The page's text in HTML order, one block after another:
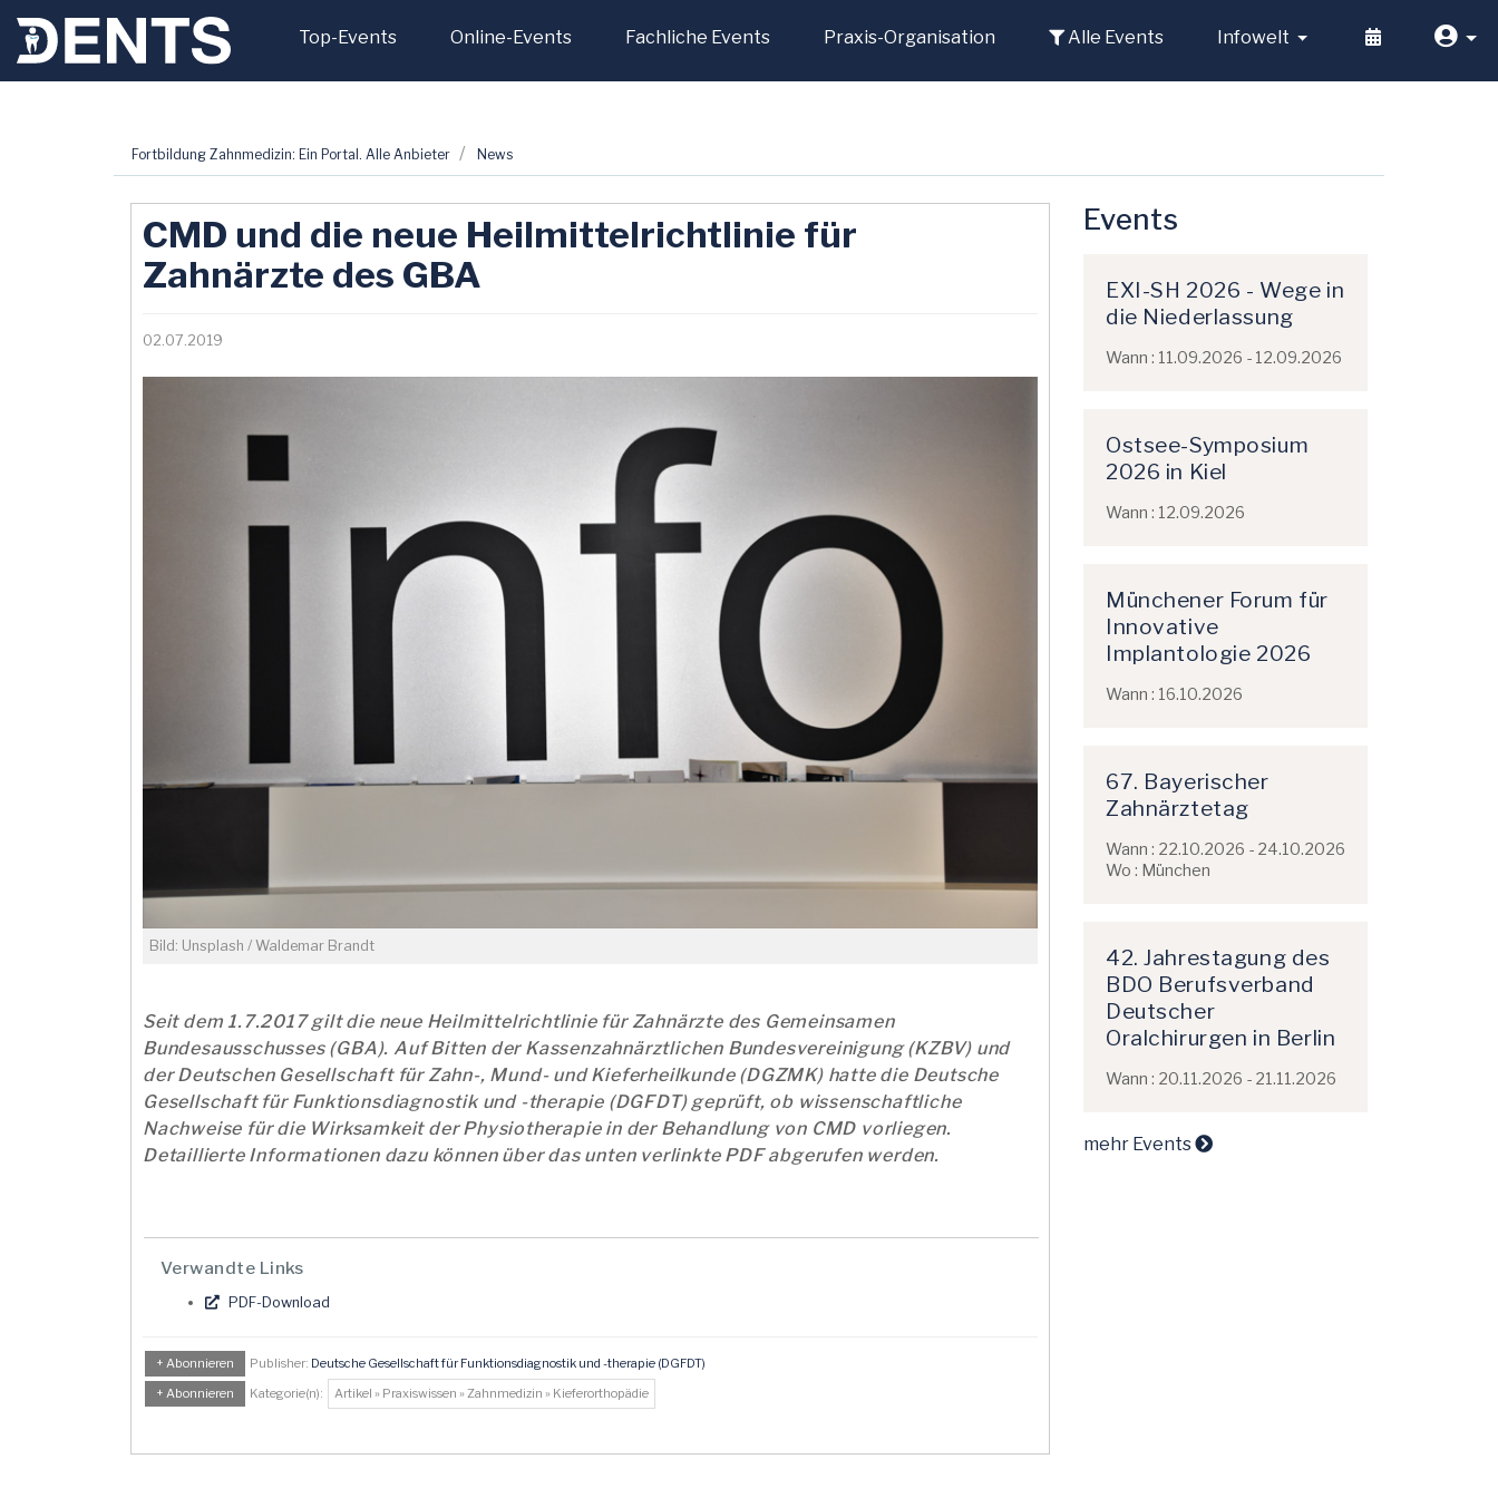
Top-Events Online-Events Fachliche Events Praxis-Organisation Alle Events Infowelt
Fortbildung Zahnmedizin: Ein Portal. Alle Anbieter News
CMD und die neue Heilmittelrichtlinie für
Zahnärzte des GBA
02.07.2019
Bild: Unsplash / Waldemar Brandt
Seit dem 1.7.2017 gilt die neue Heilmittelrichtlinie für Zahnärzte des Gemeinsamen
Bundesausschusses (GBA). Auf Bitten der Kassenzahnärztlichen Bundesvereinigung (KZBV) und
der Deutschen Gesellschaft für Zahn-, Mund- und Kieferheilkunde (DGZMK) hatte die Deutsche
Gesellschaft für Funktionsdiagnostik und -therapie (DGFDT) geprüft, ob wissenschaftliche
Nachweise für die Wirksamkeit der Physiotherapie in der Behandlung von CMD vorliegen.
Detaillierte Informationen dazu können über das unten verlinkte PDF abgerufen werden.
Verwandte Links
PDF-Download
+ Abonnieren Publisher: Deutsche Gesellschaft für Funktionsdiagnostik und -therapie (DGFDT)
+ Abonnieren
Kategorie(n): Artikel » Praxiswissen » Zahnmedizin » Kieferorthopädie
Events
EXI-SH 2026 - Wege in
die Niederlassung
Wann : 11.09.2026 - 12.09.2026
Ostsee-Symposium
2026 in Kiel
Wann : 12.09.2026
Münchener Forum für
Innovative
Implantologie 2026
Wann : 16.10.2026
67. Bayerischer
Zahnärztetag
Wann : 22.10.2026 - 24.10.2026
Wo : München
42. Jahrestagung des
BDO Berufsverband
Deutscher
Oralchirurgen in Berlin
Wann : 20.11.2026 - 21.11.2026
mehr Events